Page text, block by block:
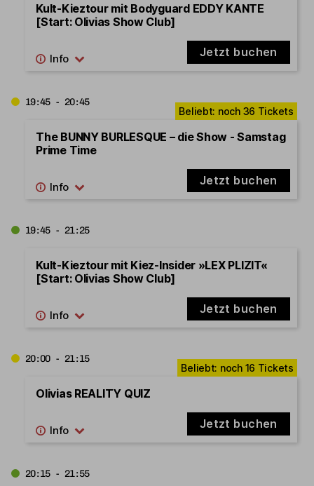
Kult-Kieztour mit Bodyguard EDDY KANTE
[Start: Olivias Show Club]
Jetzt buchen
19:45 - 20:45
The BUNNY BURLESQUE – die Show - Samstag
Prime Time
Jetzt buchen
19:45 - 21:25
Kult-Kieztour mit Kiez-Insider »LEX PLIZIT«
[Start: Olivias Show Club]
Jetzt buchen
20:00 - 21:15
Olivias REALITY QUIZ
Jetzt buchen
20:15 - 21:55